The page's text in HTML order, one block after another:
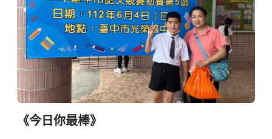
《今日你最棒》